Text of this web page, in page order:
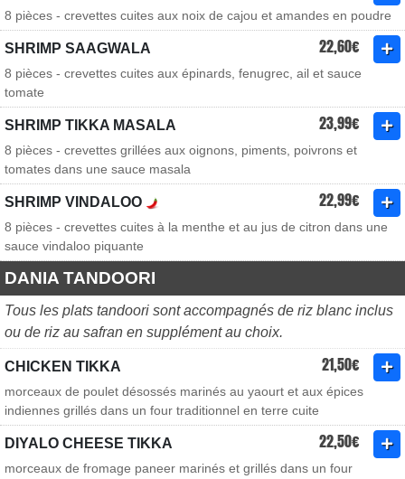
8 pièces - crevettes cuites aux noix de cajou et amandes en poudre
SHRIMP SAAGWALA 22,60€
8 pièces - crevettes cuites aux épinards, fenugrec, ail et sauce
tomate
SHRIMP TIKKA MASALA 23,99€
8 pièces - crevettes grillées aux oignons, piments, poivrons et
tomates dans une sauce masala
SHRIMP VINDALOO 22,99€
8 pièces - crevettes cuites à la menthe et au jus de citron dans une
sauce vindaloo piquante
DANIA TANDOORI
Tous les plats tandoori sont accompagnés de riz blanc inclus
ou de riz au safran en supplément au choix.
CHICKEN TIKKA 21,50€
morceaux de poulet désossés marinés au yaourt et aux épices
indiennes grillés dans un four traditionnel en terre cuite
DIYALO CHEESE TIKKA 22,50€
morceaux de fromage paneer marinés et grillés dans un four